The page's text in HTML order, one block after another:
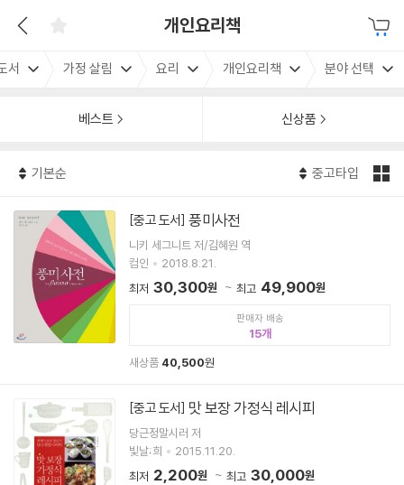
개인요리책
서 가정 살림 요리 개인요리책 분야 선택
베스트 신상품
기본순 중고타입
[중고 도서] 풍미사전
니키 세그니트 저/김혜원 역
컴인
2018.8.21.
최저 30,300원 최고 49,900원
판매자 배송
15
새상품 40,500원
[중고 도서] 맛 보장 가정식 레시피
당근정말시러 저
빛날;희
2015.11.20.
최저 2,200원 최고 30,000원